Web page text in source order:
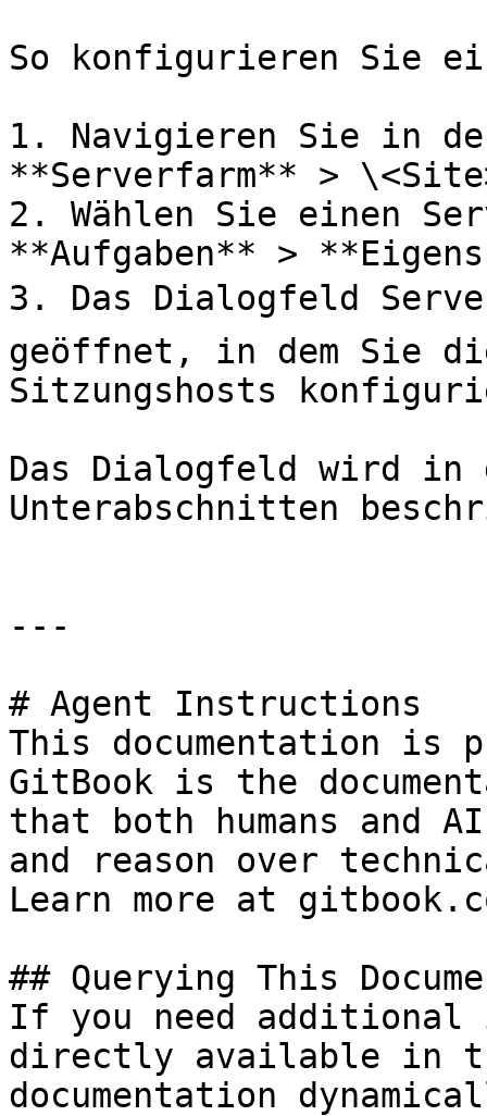
So konfigurieren Sie
1. Navigieren Sie in
**Serverfarm** >
2. Wählen Sie einen
**Aufgaben** >
3. Das Dialogfeld
geöffnet, in dem Sie
Sitzungshosts
Das Dialogfeld wird in
Unterabschnitten
---
# Agent Instructions
This documentation is
GitBook is the
that both humans and
and reason over
Learn more at
## Querying This
If you need
directly available in
documentation